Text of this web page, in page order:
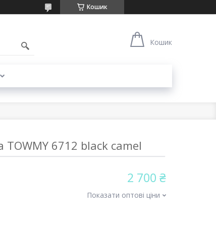
Кошик
Кошик
TOWMY 6712 black camel
2 700 ₴
Показати оптові ціни